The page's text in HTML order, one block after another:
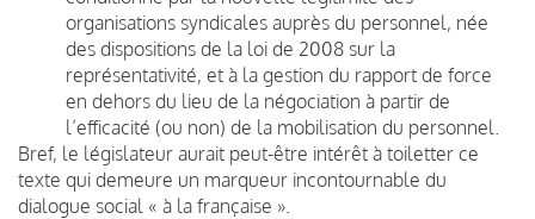
organisations syndicales auprès du personnel, née
des dispositions de la loi de 2008 sur la
représentativité, et à la gestion du rapport de force
en dehors du lieu de la négociation à partir de
l’efficacité (ou non) de la mobilisation du personnel.
Bref, le législateur aurait peut-être intérêt à toiletter ce
texte qui demeure un marqueur incontournable du
dialogue social « à la française ».